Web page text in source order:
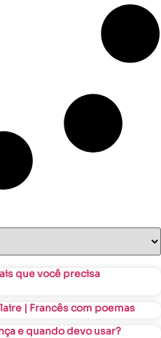
que você precisa
| Francês com poemas
e quando devo usar?